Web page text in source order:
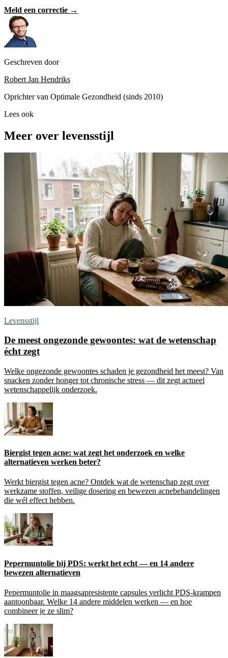
Meld een correctie →
Geschreven door
Robert Jan Hendriks
Oprichter van Optimale Gezondheid (sinds 2010)
Lees ook
Meer over levensstijl
Levensstijl
De meest ongezonde gewoontes: wat de wetenschap
écht zegt
Welke ongezonde gewoontes schaden je gezondheid het meest? Van
snacken zonder honger tot chronische stress — dit zegt actueel
wetenschappelijk onderzoek.
Biergist tegen acne: wat zegt het onderzoek en welke
alternatieven werken beter?
Werkt biergist tegen acne? Ontdek wat de wetenschap zegt over
werkzame stoffen, veilige dosering en bewezen acnebehandelingen
die wél effect hebben.
Pepermuntolie bij PDS: werkt het echt — en 14 andere
bewezen alternatieven
Pepermuntolie in maagsapresistente capsules verlicht PDS-krampen
aantoonbaar. Welke 14 andere middelen werken — en hoe
combineer je ze slim?